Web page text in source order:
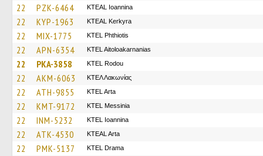
22 PZK-6464 KTEAL Ioannina
22 KYP-1963 KTEAL Kerkyra
22 MIX-1775 ΚΤΕL Phthiotis
22 APN-6354 KTEL Aitoloakarnanias
22 PKA-3858 ΚΤΕL Rodou
22 AKM-6063 ΚΤΕΛ Λακωνίας
22 ATH-9855 KTEL Arta
22 KMT-9172 KTEL Messinia
22 INM-5232 KTEL Ioannina
22 ATK-4530 KTEAL Arta
22 PMK-5137 KTEL Drama